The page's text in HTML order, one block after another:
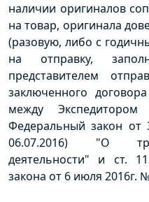
наличии оригиналов
на товар, оригинала
(разовую, либо с
на отправку,
представителем
заключенного
между
Федеральный закон от
06.07.2016) "О
деятельности" и ст.
закона от 6 июля 2016г.